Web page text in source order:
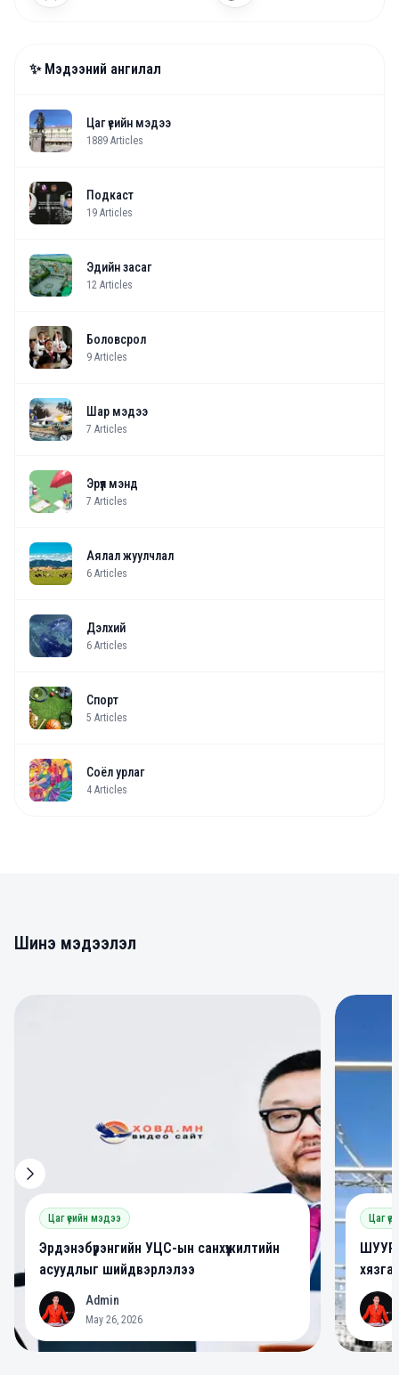
✨ Мэдээний ангилал
Цаг үеийн мэдээ
1889 Articles
Подкаст
19 Articles
Эдийн засаг
12 Articles
Боловсрол
9 Articles
Шар мэдээ
7 Articles
Эрүүл мэнд
7 Articles
Аялал жуулчлал
6 Articles
Дэлхий
6 Articles
Спорт
5 Articles
Соёл урлаг
4 Articles
Шинэ мэдээлэл
Цаг үеийн мэдээ
Эрдэнэбүрэнгийн УЦС-ын санхүүжилтийн
асуудлыг шийдвэрлэлээ
A Admin
May 26, 2026
Цаг
A